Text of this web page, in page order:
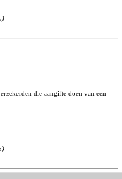
die aangifte doen van een